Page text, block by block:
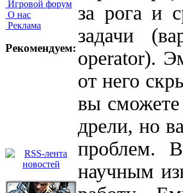
Игровой форум
О нас
Реклама
Рекомендуем:
за рога и
задачи
operator).
от него
вы сможете
дрели, но
проблем.
научным